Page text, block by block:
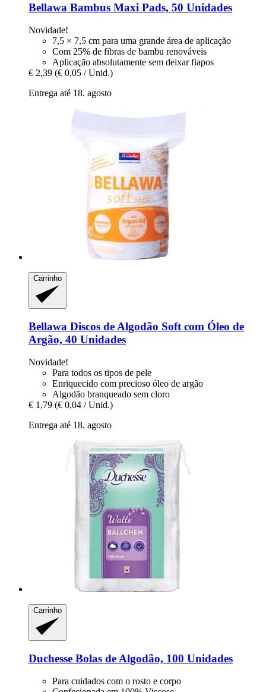
Bellawa Bambus Maxi Pads, 50 Unidades
Novidade!
7,5 × 7,5 cm para uma grande área de aplicação
Com 25% de fibras de bambu renováveis
Aplicação absolutamente sem deixar fiapos
€ 2,39 (€ 0,05 / Unid.)
Entrega até 18. agosto
Carrinho
Bellawa Discos de Algodão Soft com Óleo de
Argão, 40 Unidades
Novidade!
Para todos os tipos de pele
Enriquecido com precioso óleo de argão
Algodão branqueado sem cloro
€ 1,79 (€ 0,04 / Unid.)
Entrega até 18. agosto
Carrinho
Duchesse Bolas de Algodão, 100 Unidades
Para cuidados com o rosto e corpo